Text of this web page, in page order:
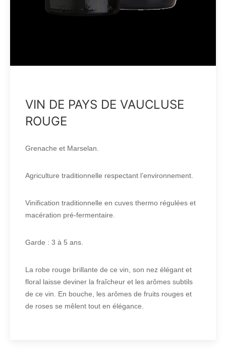
VIN DE PAYS DE VAUCLUSE
ROUGE
Grenache et Marselan.
Agriculture traditionnelle respectant l’environnement.
Vinification traditionnelle en cuves thermo régulées et
macération pré-fermentaire.
Garde : 3 à 5 ans.
La robe rouge brillante de ce vin, son nez élégant et
floral laisse deviner la fraîcheur et les arômes subtils
de ce vin. En bouche, les arômes de fruits rouges et
de roses se mêlent tout en élégance.